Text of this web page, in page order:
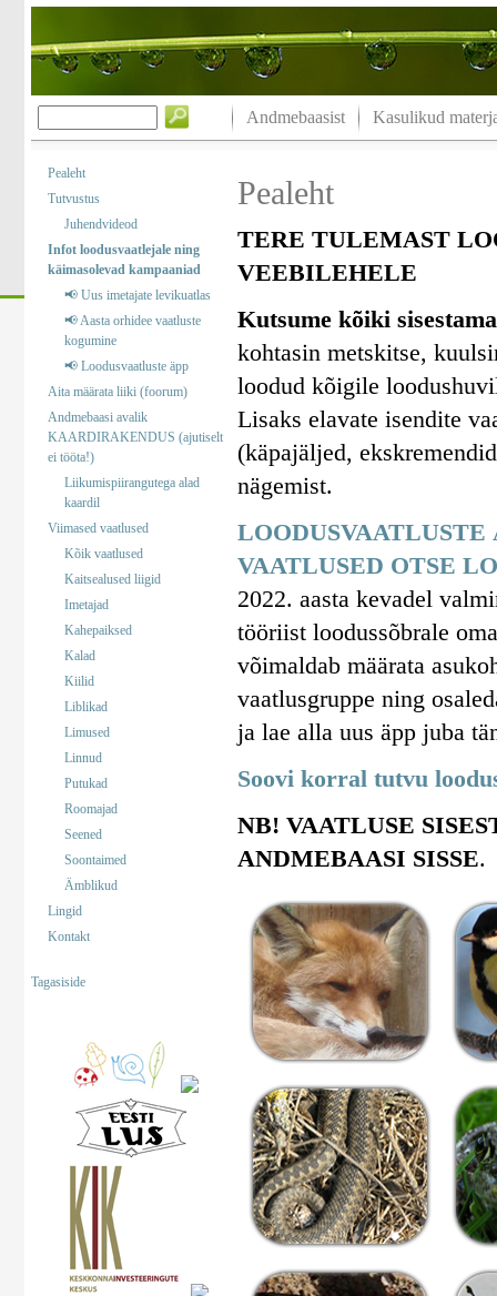
Andmebaasist Kasulikud
Pealeht
Tutvustus
Juhendvideod
Infot loodusvaatlejale ning
käimasolevad kampaaniad
📢 Uus imetajate levikuatlas
📢 Aasta orhidee vaatluste
kogumine
📢 Loodusvaatluste äpp
Aita määrata liiki (foorum)
Andmebaasi avalik
KAARDIRAKENDUS (ajutiselt
ei tööta!)
Liikumispiirangutega alad
kaardil
Viimased vaatlused
Kõik vaatlused
Kaitsealused liigid
Imetajad
Kahepaiksed
Kalad
Kiilid
Liblikad
Limused
Linnud
Putukad
Roomajad
Seened
Soontaimed
Ämblikud
Lingid
Kontakt
Tagasiside
Pealeht
TERE TULEMAST
VEEBILEHELE
Kutsume kõiki
kohtasin metskitse,
loodud kõigile
Lisaks elavate isendite
(käpajäljed,
nägemist.
VAATLUSED OTSE
2022. aasta kevadel
tööriist loodussõbrale
võimaldab määrata
vaatlusgruppe ning
ja lae alla uus äpp juba
Soovi korral tutvu
NB! VAATLUSE
ANDMEBAASI SISSE.